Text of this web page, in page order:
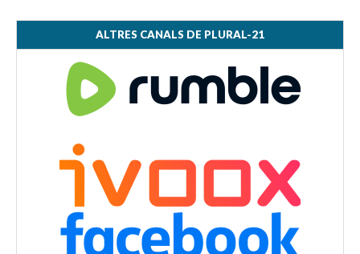
ALTRES CANALS DE PLURAL-21